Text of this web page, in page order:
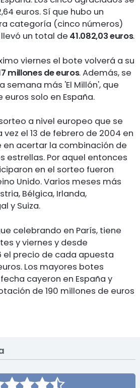
euros. Sí que hubo un
categoría (cinco números)
un total de 41.082,03 euros.
viernes el bote volverá a su
millones de euros. Además, se
semana más 'El Millón', que
solo en España.
a nivel europeo que se
el 13 de febrero de 2004 en
en acertar la combinación de
estrellas. Por aquel entonces
en el sorteo fueron
Unido. Varios meses más
Bélgica, Irlanda,
y Suiza.
celebrando en París, tiene
y viernes y desde
el precio de cada apuesta
Los mayores botes
cayeron en España y
de 190 millones de euros